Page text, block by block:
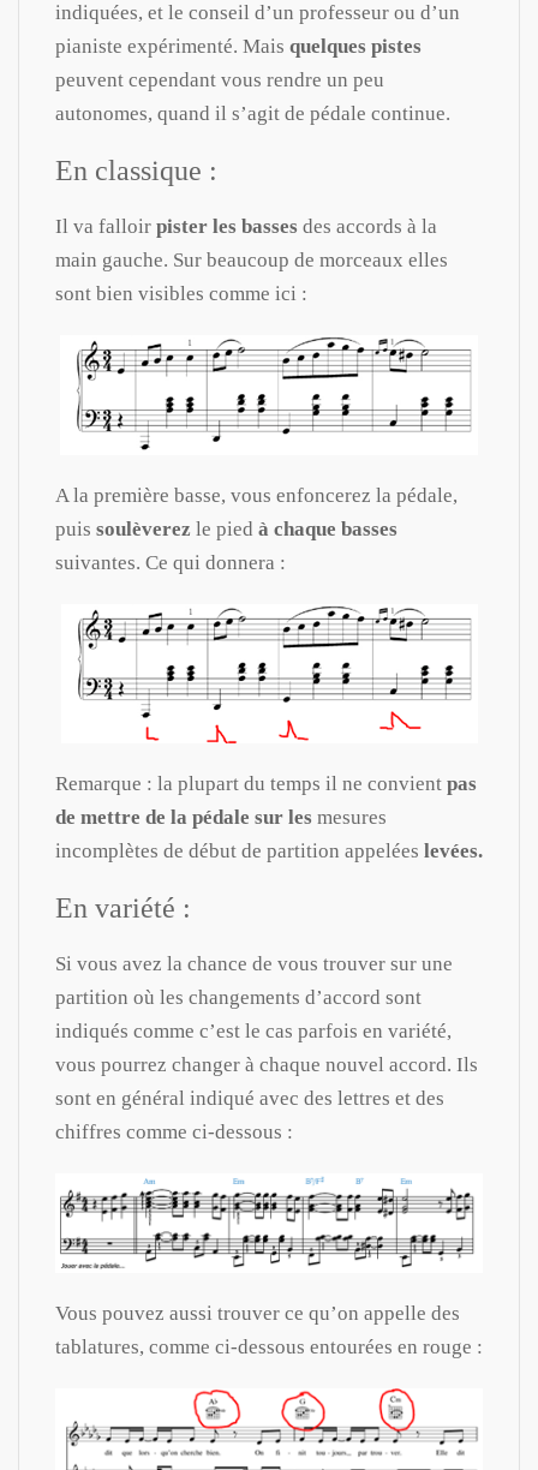
indiquées, et le conseil d’un professeur ou d’un
pianiste expérimenté. Mais quelques pistes
peuvent cependant vous rendre un peu
autonomes, quand il s’agit de pédale continue.
En classique :
Il va falloir pister les basses des accords à la
main gauche. Sur beaucoup de morceaux elles
sont bien visibles comme ici :
A la première basse, vous enfoncerez la pédale,
puis soulèverez le pied à chaque basses
suivantes. Ce qui donnera :
Remarque : la plupart du temps il ne convient pas
de mettre de la pédale sur les mesures
incomplètes de début de partition appelées levées.
En variété :
Si vous avez la chance de vous trouver sur une
partition où les changements d’accord sont
indiqués comme c’est le cas parfois en variété,
vous pourrez changer à chaque nouvel accord. Ils
sont en général indiqué avec des lettres et des
chiffres comme ci-dessous :
Vous pouvez aussi trouver ce qu’on appelle des
tablatures, comme ci-dessous entourées en rouge :